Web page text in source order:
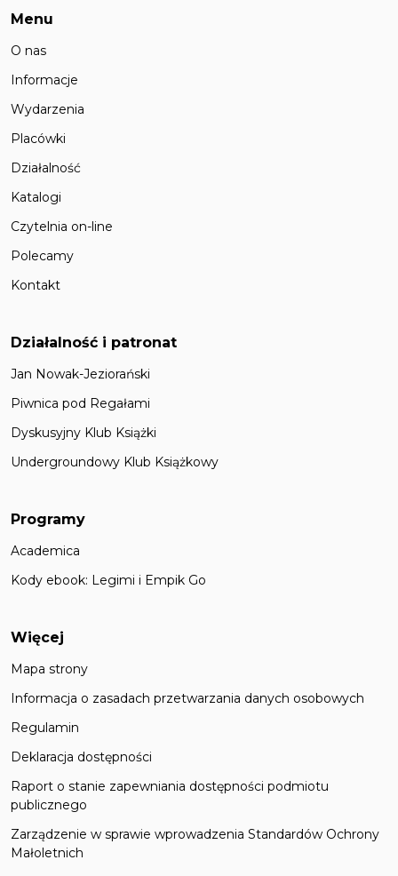
Menu
O nas
Informacje
Wydarzenia
Placówki
Działalność
Katalogi
Czytelnia on-line
Polecamy
Kontakt
Działalność i patronat
Jan Nowak-Jeziorański
Piwnica pod Regałami
Dyskusyjny Klub Książki
Undergroundowy Klub Książkowy
Programy
Academica
Kody ebook: Legimi i Empik Go
Więcej
Mapa strony
Informacja o zasadach przetwarzania danych osobowych
Regulamin
Deklaracja dostępności
Raport o stanie zapewniania dostępności podmiotu
publicznego
Zarządzenie w sprawie wprowadzenia Standardów Ochrony
Małoletnich